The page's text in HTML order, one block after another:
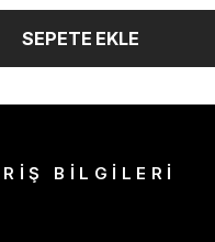
SEPETE EKLE
BİLGİLERİ